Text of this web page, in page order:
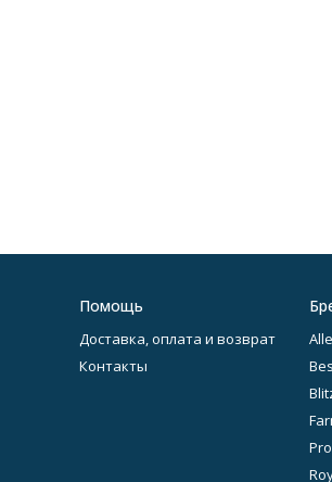
Помощь
Доставка, оплата и возврат
Контакты